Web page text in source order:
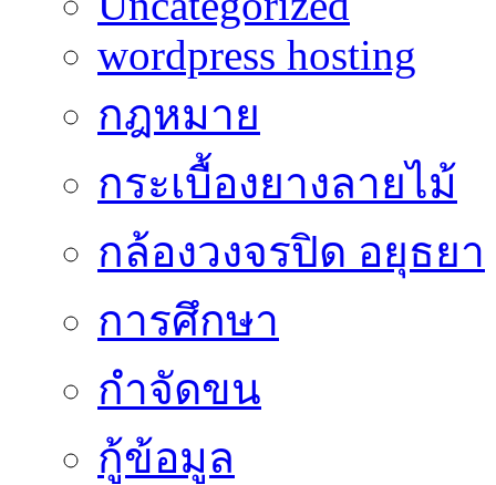
wordpress hosting
กฎหมาย
กระเบื้องยางลายไม้
กล้องวงจรปิด อยุธยา
การศึกษา
กำจัดขน
กู้ข้อมูล